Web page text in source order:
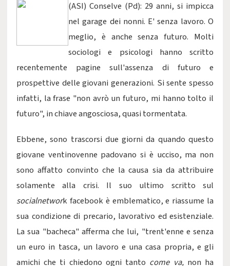
(ASI) Conselve (Pd): 29 anni, si impicca
nel garage dei nonni. E' senza lavoro. O
meglio, è anche senza futuro. Molti
sociologi e psicologi hanno scritto
recentemente pagine sull'assenza di futuro e
prospettive delle giovani generazioni. Si sente spesso
infatti, la frase "non avrò un futuro, mi hanno tolto il
futuro", in chiave angosciosa, quasi tormentata.
Ebbene, sono trascorsi due giorni da quando questo
giovane ventinovenne padovano si è ucciso, ma non
sono affatto convinto che la causa sia da attribuire
solamente alla crisi. Il suo ultimo scritto sul
socialnetwork facebook è emblematico, e riassume la
sua condizione di precario, lavorativo ed esistenziale.
La sua "bacheca" afferma che lui, "trent'enne e senza
un euro in tasca, un lavoro e una casa propria, e gli
amichi che ti chiedono ogni tanto come va, non ha